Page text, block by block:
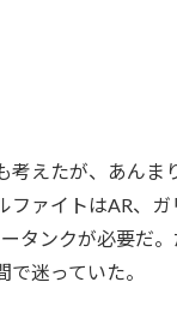
考えたが、あんま
ファイトはAR、
タンクが必要だ
で迷っていた。